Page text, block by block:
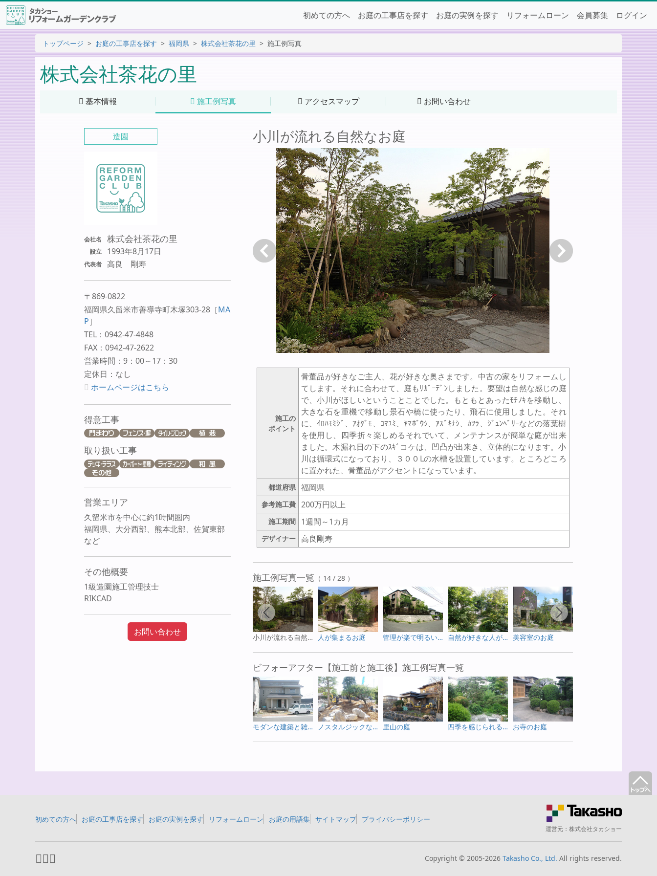
初めての方へ お庭の工事店を探す お庭の実例を探す リフォームローン 会員募集 ログイン
トップページ お庭の工事店を探す 福岡県 株式会社茶花の里 施工例写真
株式会社茶花の里
基本情報 施工例写真 アクセスマップ お問い合わせ
造園
会社名 株式会社茶花の里
設立 1993年8月17日
代表者 高良 剛寿
〒869-0822
福岡県久留米市善導寺町木塚303-28 ［MA
P］
TEL：0942-47-4848
FAX：0942-47-2622
営業時間：9：00～17：30
定休日：なし
ホームページはこちら
得意工事
取り扱い工事
営業エリア
久留米市を中心に約1時間圏内
福岡県、大分西部、熊本北部、佐賀東部
など
その他概要
1級造園施工管理技士
RIKCAD
お問い合わせ
小川が流れる自然なお庭
施工の
ポイント
骨董品が好きなご主人、花が好きな奥さまです。中古の家をリフォームし
てします。それに合わせて、庭もﾘｶﾞｰﾃﾞﾝしました。要望は自然な感じの庭
で、小川がほしいということことでした。もともとあったﾓﾁﾉｷを移動し、
大きな石を重機で移動し景石や橋に使ったり、飛石に使用しました。それ
に、ｲﾛﾊﾓﾐｼﾞ、ｱｵﾀﾞﾓ、ｺﾏﾕﾐ、ﾔﾏﾎﾞｳｼ、ｱｽﾞｷﾅｼ、ｶﾂﾗ、ｼﾞｭﾝﾍﾞﾘｰなどの落葉樹
を使用し、四季折々楽しめるそれでいて、メンテナンスが簡単な庭が出来
ました。木漏れ日の下のｽｷﾞコケは、凹凸が出来き、立体的になります。小
川は循環式になっており、３００Lの水槽を設置しています。ところどころ
に置かれた、骨董品がアクセントになっています。
都道府県 福岡県
参考施工費 200万円以上
施工期間 1週間～1カ月
デザイナー 高良剛寿
施工例写真一覧 （ 14 / 28 ）
小川が流れる自然なお庭 人が集まるお庭 管理が楽で明るいお庭 自然が好きな人が暮らすお庭 美容室のお庭
ビフォーアフター【施工前と施工後】施工例写真一覧
モダンな建築と雑木を使った庭 ノスタルジックなお庭 里山の庭 四季を感じられる高台のお庭 お寺のお庭
初めての方へ お庭の工事店を探す お庭の実例を探す リフォームローン お庭の用語集 サイトマップ プライバシーポリシー
運営元： 株式会社タカショー
Copyright © 2005-2026 Takasho Co., Ltd. All rights reserved.